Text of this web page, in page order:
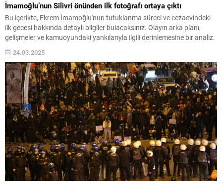
İmamoğlu’nun Silivri önünden ilk fotoğrafı ortaya çıktı
Bu içerikte, Ekrem İmamoğlu'nun tutuklanma süreci ve cezaevindeki
ilk gecesi hakkında detaylı bilgiler bulacaksınız. Olayın arka planı,
gelişmeler ve kamuoyundaki yankılarıyla ilgili derinlemesine bir analiz.
24.03.2025